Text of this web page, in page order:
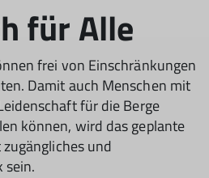
für Alle
frei von Einschränkungen
Damit auch Menschen mit
für die Berge
können, wird das geplante
und
sein.